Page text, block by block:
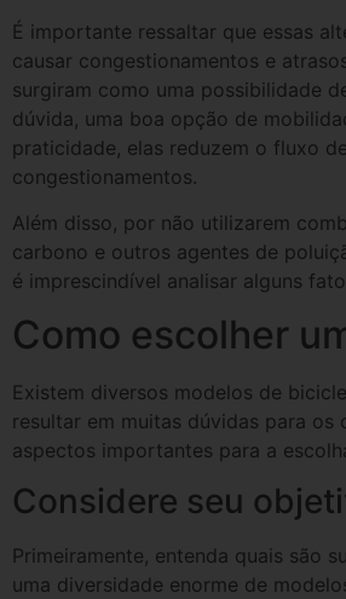
É importante ressaltar que essas
causar congestionamentos e
surgiram como uma possibilidade
dúvida, uma boa opção de
praticidade, elas reduzem o fluxo
congestionamentos.
Além disso, por não utilizarem
carbono e outros agentes de
é imprescindível analisar alguns
Como escolher
Existem diversos modelos de
resultar em muitas dúvidas para os
aspectos importantes para a
Considere seu
Primeiramente, entenda quais são
uma diversidade enorme de